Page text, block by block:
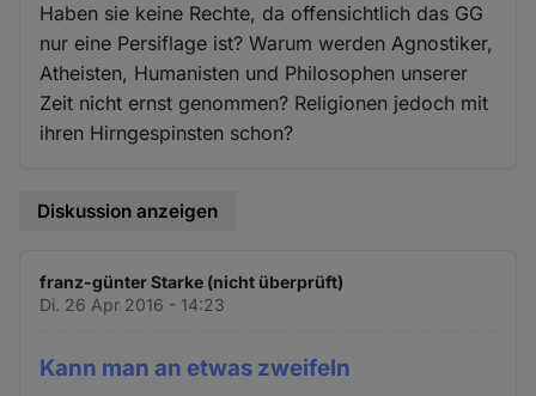
Haben sie keine Rechte, da offensichtlich das GG
nur eine Persiflage ist? Warum werden Agnostiker,
Atheisten, Humanisten und Philosophen unserer
Zeit nicht ernst genommen? Religionen jedoch mit
ihren Hirngespinsten schon?
Diskussion anzeigen
franz-günter Starke (nicht überprüft)
Di. 26 Apr 2016 - 14:23
Kann man an etwas zweifeln